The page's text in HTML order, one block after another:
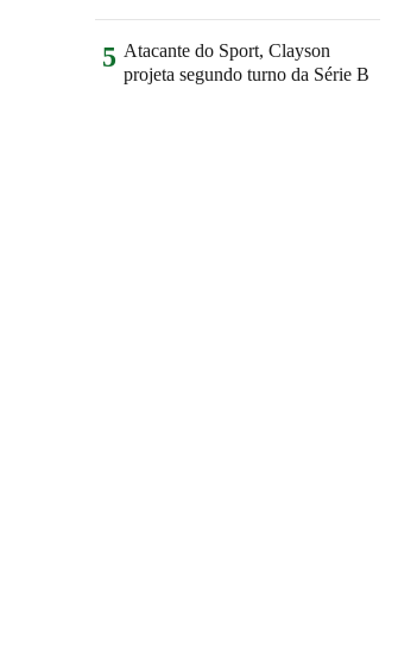
5 Atacante do Sport, Clayson
projeta segundo turno da Série B